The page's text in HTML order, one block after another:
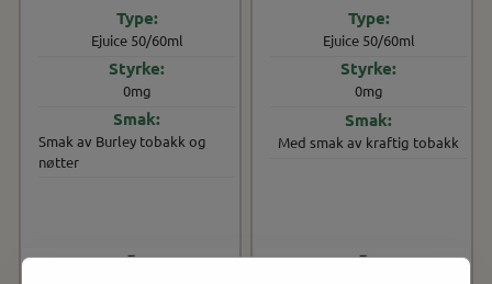
Ejuice 50/60ml
0mg
Smak av Burley tobakk og
nøtter
Ejuice 50/60ml
0mg
Med smak av kraftig tobakk